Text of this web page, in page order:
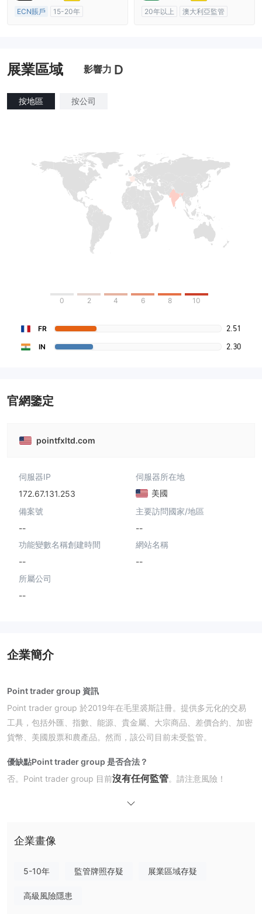
ECN賬戶
15-20年
20年以上
澳大利亞監管
展業區域 影響力 D
按地區 按公司
0 2 4 6 8 10
FR 2.51
IN 2.30
官網鑒定
pointfxltd.com
伺服器IP
172.67.131.253
伺服器所在地
美國
備案號
--
主要訪問國家/地區
--
功能變數名稱創建時間
--
網站名稱
--
所屬公司
--
企業簡介
Point trader group 資訊
Point trader group 於2019年在毛里裘斯註冊。提供多元化的交易
工具，包括外匯、指數、能源、貴金屬、大宗商品、差價合約、加密
貨幣、美國股票和農產品。然而，該公司目前未受監管。
優缺點Point trader group 是否合法？
否。Point trader group 目前沒有任何監管。請注意風險！
我可以在Point trader group上交易什麼？
大宗商品、差價合約、加密貨幣、美國股票和農業。
Point trader group 提供
企業畫像
5-10年 監管牌照存疑 展業區域存疑
高級風險隱患